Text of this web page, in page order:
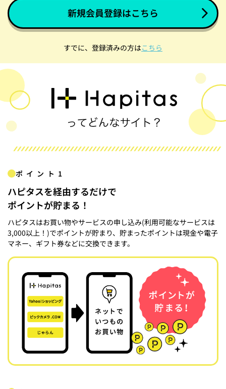
新規会員登録はこちら
すでに、登録済みの方はこちら
ポイント1
ハピタスを経由するだけで
ポイントが貯まる！
ハピタスはお買い物やサービスの申し込み(利用可能なサービスは
3,000以上！)でポイントが貯まり、貯まったポイントは現金や電子
マネー、ギフト券などに交換できます。